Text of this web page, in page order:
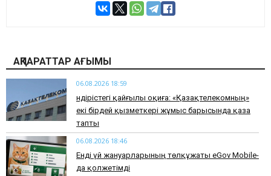
АҚПАРАТТАР АҒЫМЫ
06.08.2026 18:59
Өндірістегі қайғылы оқиға: «Қазақтелекомның»
екі бірдей қызметкері жұмыс барысында қаза
тапты
06.08.2026 18:46
Енді үй жануарларының төлқұжаты eGov Mobile-
да қолжетімді